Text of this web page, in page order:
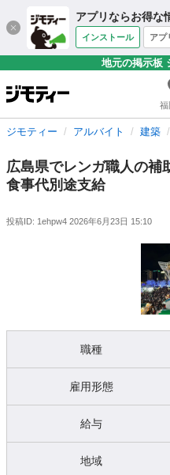
アプリならお得な
インストール アプ
地元の掲示板
福
ジモティー アルバイト 建築
広島県でレンガ職人の補
食事代別途支給
投稿ID: 1ehpw4 2026年6月23日 15:10
職種
雇用形態
給与
地域